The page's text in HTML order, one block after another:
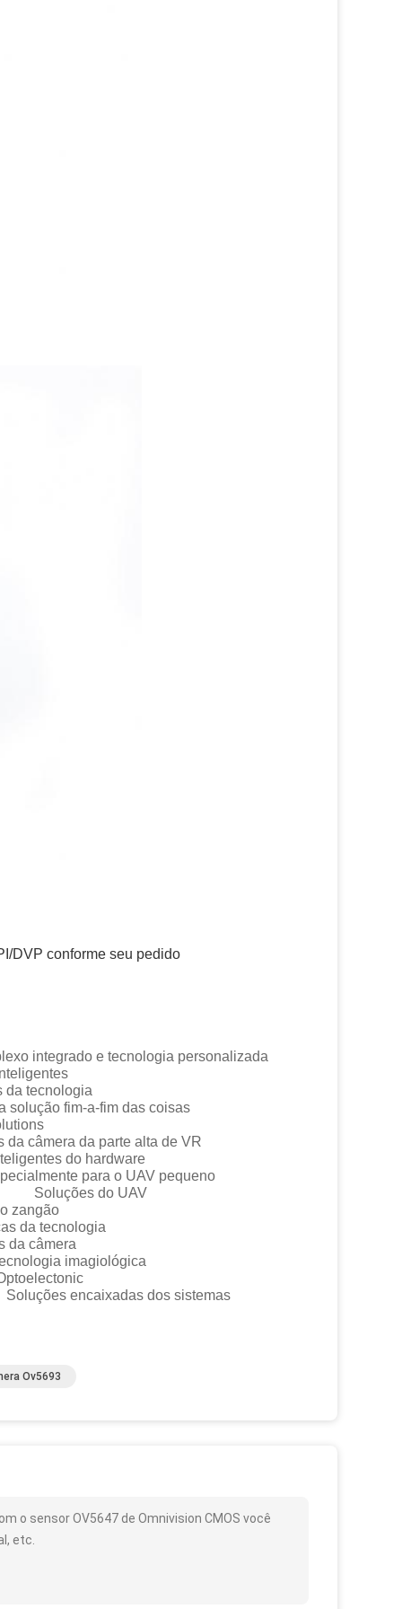
DVP conforme seu pedido
e tecnologia personalizada
fim-a-fim das coisas
da parte alta de VR
do hardware
para o UAV pequeno
do UAV
tecnologia
câmera
imagiológica
encaixadas dos sistemas
Ov5693
o sensor OV5647 de Omnivision CMOS você
etc.